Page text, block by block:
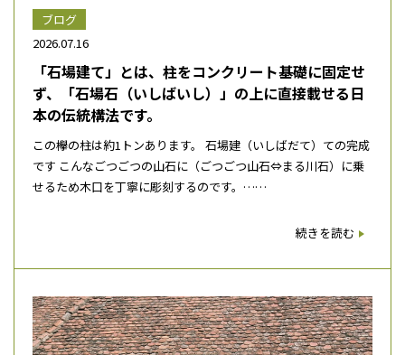
ブログ
2026.07.16
「石場建て」とは、柱をコンクリート基礎に固定せ
ず、「石場石（いしばいし）」の上に直接載せる日
本の伝統構法です。
この欅の柱は約1トンあります。 石場建（いしばだて）ての完成
です こんなごつごつの山石に（ごつごつ山石⇔まる川石）に乗
せるため木口を丁寧に彫刻するのです。……
続きを読む